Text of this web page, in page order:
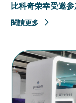
比科奇荣幸受邀
閱讀更多